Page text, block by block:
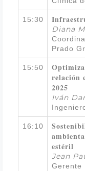
15:30
Diana
Prado
15:50
relación
2025
Iván
16:10
estéril
Jean
Gerente